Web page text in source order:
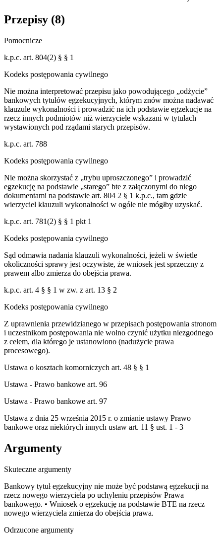
Przepisy (8)
Pomocnicze
k.p.c. art. 804(2) § § 1
Kodeks postępowania cywilnego
Nie można interpretować przepisu jako powodującego „odżycie”
bankowych tytułów egzekucyjnych, którym znów można nadawać
klauzule wykonalności i prowadzić na ich podstawie egzekucje na
rzecz innych podmiotów niż wierzyciele wskazani w tytułach
wystawionych pod rządami starych przepisów.
k.p.c. art. 788
Kodeks postępowania cywilnego
Nie można skorzystać z „trybu uproszczonego” i prowadzić
egzekucję na podstawie „starego” bte z załączonymi do niego
dokumentami na podstawie art. 804 2 § 1 k.p.c., tam gdzie
wierzyciel klauzuli wykonalności w ogóle nie mógłby uzyskać.
k.p.c. art. 781(2) § § 1 pkt 1
Kodeks postępowania cywilnego
Sąd odmawia nadania klauzuli wykonalności, jeżeli w świetle
okoliczności sprawy jest oczywiste, że wniosek jest sprzeczny z
prawem albo zmierza do obejścia prawa.
k.p.c. art. 4 § § 1 w zw. z art. 13 § 2
Kodeks postępowania cywilnego
Z uprawnienia przewidzianego w przepisach postępowania stronom
i uczestnikom postępowania nie wolno czynić użytku niezgodnego
z celem, dla którego je ustanowiono (nadużycie prawa
procesowego).
Ustawa o kosztach komorniczych art. 48 § § 1
Ustawa - Prawo bankowe art. 96
Ustawa - Prawo bankowe art. 97
Ustawa z dnia 25 września 2015 r. o zmianie ustawy Prawo
bankowe oraz niektórych innych ustaw art. 11 § ust. 1 - 3
Argumenty
Skuteczne argumenty
Bankowy tytuł egzekucyjny nie może być podstawą egzekucji na
rzecz nowego wierzyciela po uchyleniu przepisów Prawa
bankowego. • Wniosek o egzekucję na podstawie BTE na rzecz
nowego wierzyciela zmierza do obejścia prawa.
Odrzucone argumenty